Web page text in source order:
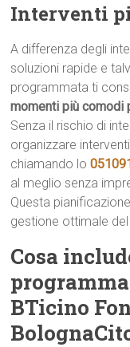
Interventi
A differenza degli
soluzioni rapide e
programmata ti
momenti più comodi
Senza il rischio di
organizzare
chiamando lo
al meglio senza
Questa
gestione ottimale
Cosa
BTicino